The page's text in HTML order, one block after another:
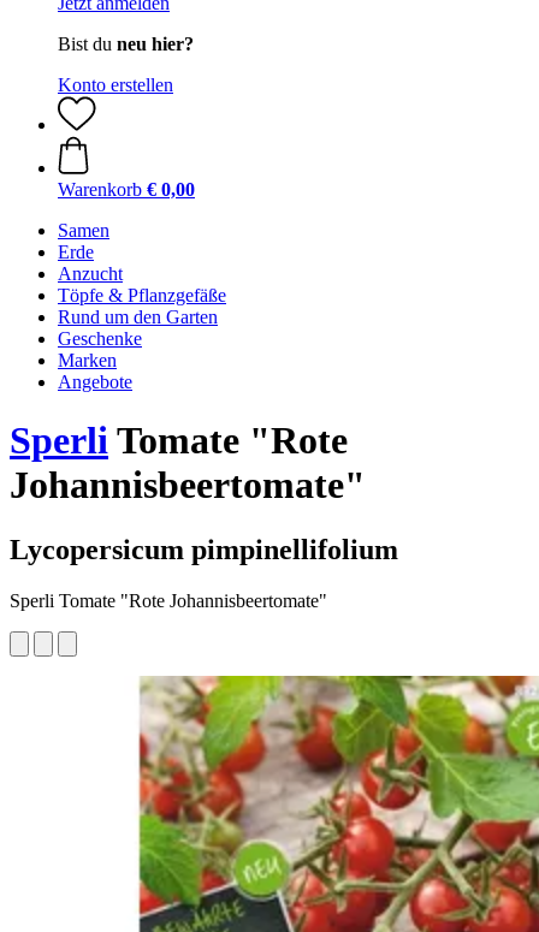
Bist du neu hier?
Konto erstellen
Warenkorb € 0,00
Samen
Erde
Anzucht
Töpfe & Pflanzgefäße
Rund um den Garten
Geschenke
Marken
Angebote
SperliTomate "Rote
Johannisbeertomate"
Lycopersicum pimpinellifolium
Sperli Tomate "Rote Johannisbeertomate"